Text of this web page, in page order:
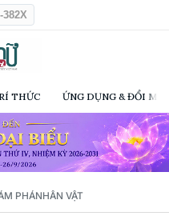
382X
THỨC ỨNG DỤNG & ĐỔI
PHÁNHÂN VẬT